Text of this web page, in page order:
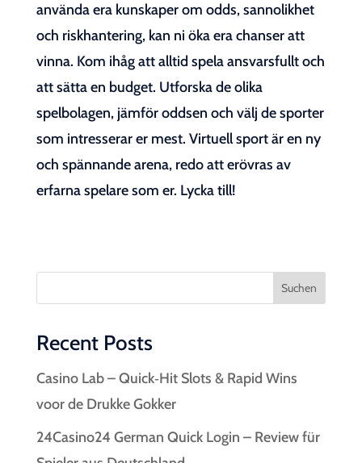
använda era kunskaper om odds, sannolikhet
och riskhantering, kan ni öka era chanser att
vinna. Kom ihåg att alltid spela ansvarsfullt och
att sätta en budget. Utforska de olika
spelbolagen, jämför oddsen och välj de sporter
som intresserar er mest. Virtuell sport är en ny
och spännande arena, redo att erövras av
erfarna spelare som er. Lycka till!
Suchen
Recent Posts
Casino Lab – Quick‑Hit Slots & Rapid Wins
voor de Drukke Gokker
24Casino24 German Quick Login – Review für